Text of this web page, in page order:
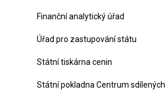
Finanční analytický úřad
Úřad pro zastupování státu
Státní tiskárna cenin
Státní pokladna Centrum sdílených